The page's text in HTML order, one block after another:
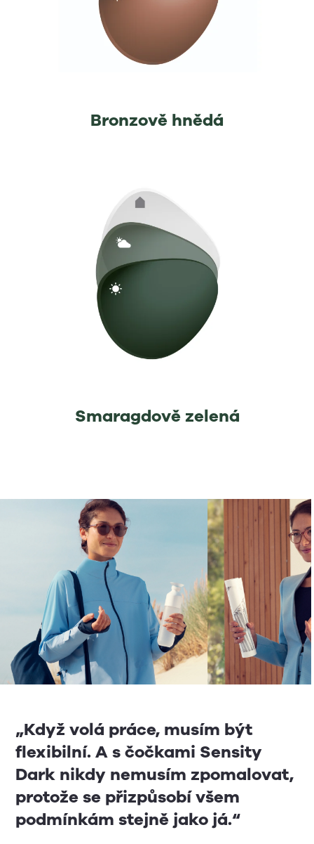
Bronzově hnědá
Smaragdově zelená
„Když volá práce, musím být
flexibilní. A s čočkami Sensity
Dark nikdy nemusím zpomalovat,
protože se přizpůsobí všem
podmínkám stejně jako já.“